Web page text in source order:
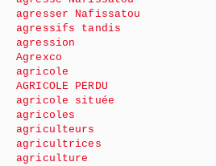
agresser Nafissatou
agressifs tandis
agression
Agrexco
agricole
AGRICOLE PERDU
agricole située
agricoles
agriculteurs
agricultrices
agriculture